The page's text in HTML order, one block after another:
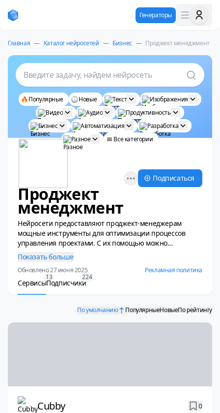
Генераторы
Главная — Каталог нейросетей — Бизнес — Проджект менеджмент
Введите задачу, найдем нейросеть
Популярные Новые Текст
Изображения
Видео
Аудио
Продуктивность
Бизнес
Автоматизация
Разработка
Разное
Все категории
Open options
Подписаться
Проджект
менеджмент
Нейросети предоставляют проджект-менеджерам
мощные инструменты для оптимизации процессов
управления проектами. С их помощью можно
анализировать большие объемы данных,
предсказывать сроки выполнения задач, управлять
рисками, автоматизировать рутинные задачи и
улучшать коммуникации в команде. Например,
нейросети способны анализировать прошлые проекты
распределении ресурсов и выявлении узких мест. Это
позволяет проджект-менеджерам более точно
Показать больше
Обновлено 27 июня 2025 Рекламная политика
Сервисы
13
Подписчики
224
По умолчанию ПопулярныеНовыеПо рейтингу
Cubby
0